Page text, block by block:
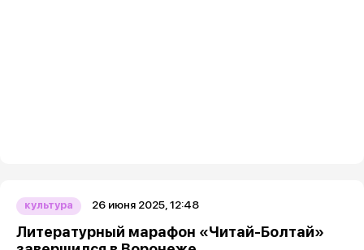
культура 26 июня 2025, 12:48
Литературный марафон «Читай-Болтай»